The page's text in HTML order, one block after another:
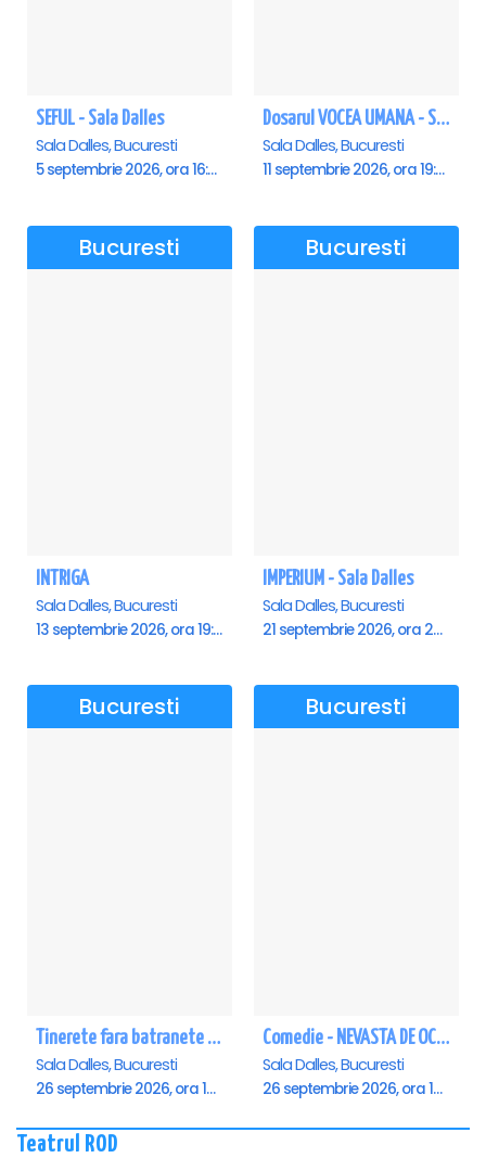
SEFUL - Sala Dalles
Sala Dalles, Bucuresti
5 septembrie 2026, ora 16:00
Dosarul VOCEA UMANA - Sala Dalles
Sala Dalles, Bucuresti
11 septembrie 2026, ora 19:30
Bucuresti
INTRIGA
Sala Dalles, Bucuresti
13 septembrie 2026, ora 19:00
Bucuresti
IMPERIUM - Sala Dalles
Sala Dalles, Bucuresti
21 septembrie 2026, ora 20:00
Bucuresti
Tinerete fara batranete si viata fara de moarte
Sala Dalles, Bucuresti
26 septembrie 2026, ora 10:30
Bucuresti
Comedie - NEVASTA DE OCAZIE !!!
Sala Dalles, Bucuresti
26 septembrie 2026, ora 19:00
Teatrul ROD